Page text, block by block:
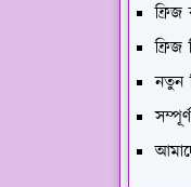
ফ্রিজ
নতুন